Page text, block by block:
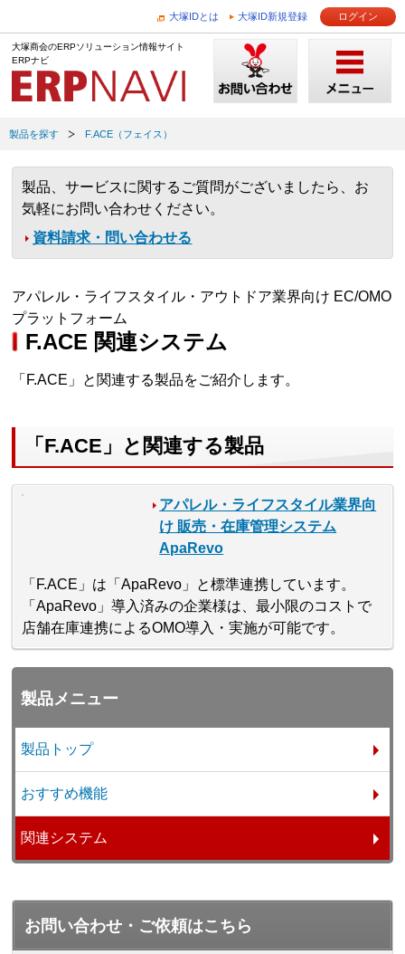
大塚IDとは 大塚ID新規登録 ログイン
大塚商会のERPソリューション情報サイト
ERPナビ
製品を探す F.ACE（フェイス）
製品、サービスに関するご質問がございましたら、お
気軽にお問い合わせください。
資料請求・問い合わせる
アパレル・ライフスタイル・アウトドア業界向け EC/OMO
プラットフォーム
F.ACE 関連システム
「F.ACE」と関連する製品をご紹介します。
「F.ACE」と関連する製品
アパレル・ライフスタイル業界向
け 販売・在庫管理システム
ApaRevo
「F.ACE」は「ApaRevo」と標準連携しています。
「ApaRevo」導入済みの企業様は、最小限のコストで
店舗在庫連携によるOMO導入・実施が可能です。
製品メニュー
製品トップ
おすすめ機能
関連システム
お問い合わせ・ご依頼はこちら